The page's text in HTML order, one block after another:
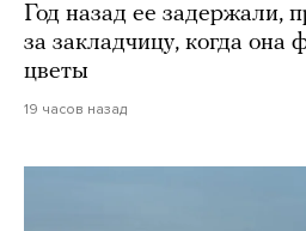
Год назад ее задержали,
за закладчицу, когда она
цветы
19 часов назад